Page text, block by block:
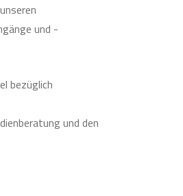
und -
bezüglich
und den